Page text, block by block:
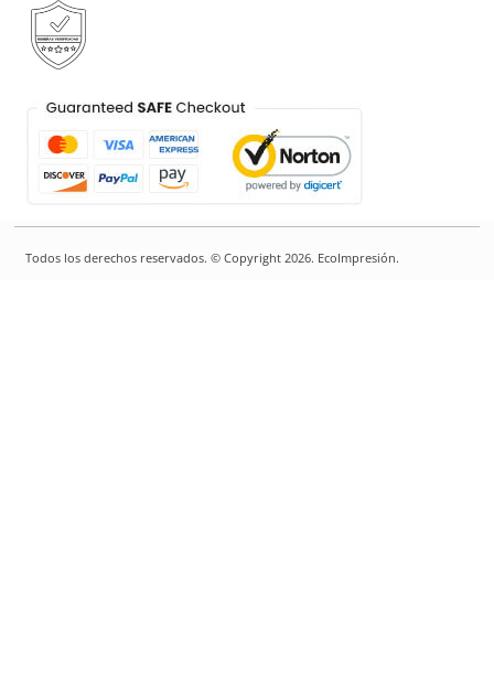
Todos los derechos reservados. © Copyright 2026. EcoImpresión.